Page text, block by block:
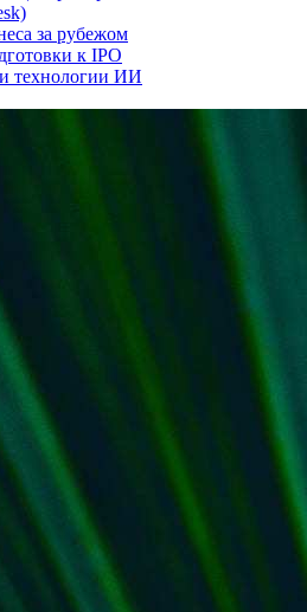
за рубежом
к IPO
технологии ИИ